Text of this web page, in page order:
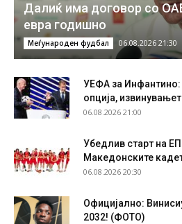
Далиќ има договор со
евра годишно
Меѓународен фудбал 06.08.2026 21:30
УЕФА за Инфантино:
опција,
06.08.2026 21:00
Убедлив старт на ЕП
Македонските
06.08.2026 20:30
Официјално:
2032! (ФОТО)